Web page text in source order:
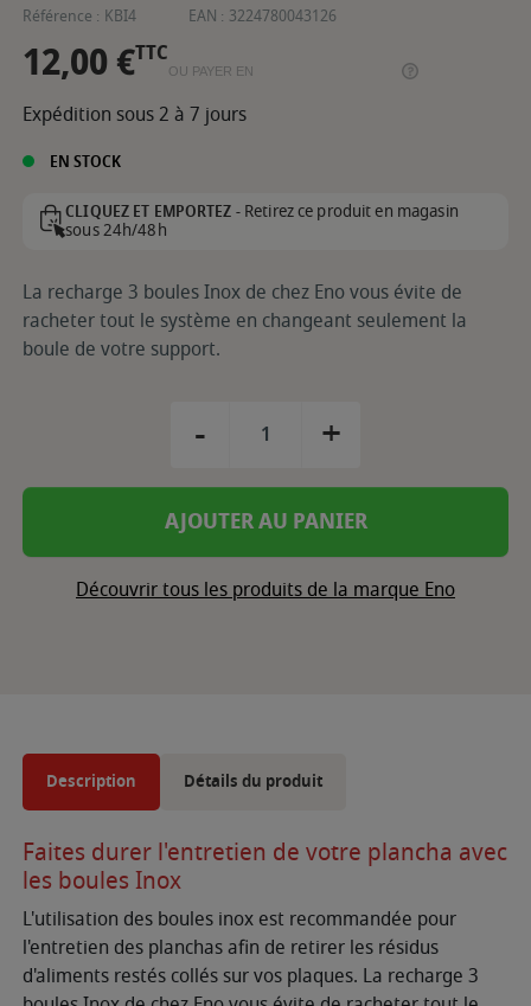
Référence : KBI4 EAN : 3224780043126
12,00 €TTC
OU PAYER EN
Expédition sous 2 à 7 jours
EN STOCK
CLIQUEZ ET EMPORTEZ -Retirez ce produit en magasin
sous 24h/48h
La recharge 3 boules Inox de chez Eno vous évite de
racheter tout le système en changeant seulement la
boule de votre support.
- +
AJOUTER AU PANIER
Découvrir tous les produits de la marque Eno
Description Détails du produit
Faites durer l'entretien de votre plancha avec
les boules Inox
L'utilisation des boules inox est recommandée pour
l'entretien des planchas afin de retirer les résidus
d'aliments restés collés sur vos plaques. La recharge 3